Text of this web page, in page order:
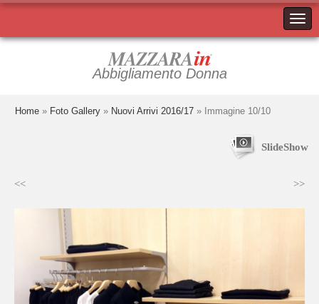
Abbigliamento Donna
Home » Foto Gallery » Nuovi Arrivi 2016/17 » Immagine 10/10
SlideShow
<< >>